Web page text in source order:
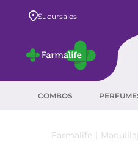
Sucursales
COMBOS